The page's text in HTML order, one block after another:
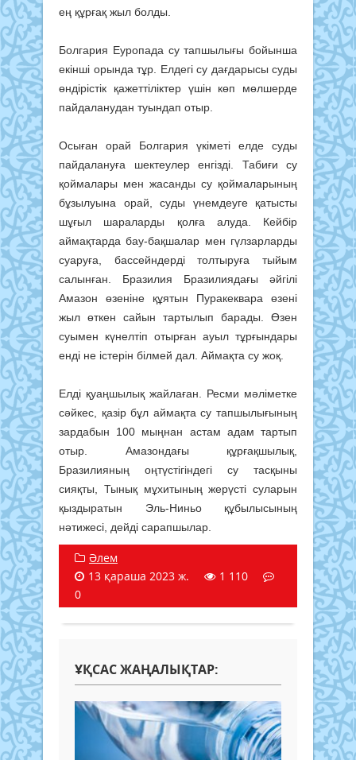
ең құрғақ жыл болды.
Болгария Еуропада су тапшылығы бойынша
екінші орында тұр. Елдегі су дағдарысы суды
өндірістік қажеттіліктер үшін көп мөлшерде
пайдаланудан туындап отыр.
Осыған орай Болгария үкіметі елде суды
пайдалануға шектеулер енгізді. Табиғи су
қоймалары мен жасанды су қоймаларының
бұзылуына орай, суды үнемдеуге қатысты
шұғыл шараларды қолға алуда. Кейбір
аймақтарда бау-бақшалар мен гүлзарларды
суаруға, бассейндерді толтыруға тыйым
салынған. Бразилия Бразилиядағы әйгілі
Амазон өзеніне құятын Пуракеквара өзені
жыл өткен сайын тартылып барады. Өзен
суымен күнелтіп отырған ауыл тұрғындары
енді не істерін білмей дал. Аймақта су жоқ.
Елді қуаңшылық жайлаған. Ресми мәліметке
сәйкес, қазір бұл аймақта су тапшылығының
зардабын 100 мыңнан астам адам тартып
отыр. Амазондағы құрғақшылық,
Бразилияның оңтүстігіндегі су тасқыны
сияқты, Тынық мұхитының жерүсті суларын
қыздыратын Эль-Ниньо құбылысының
нәтижесі, дейді сарапшылар.
Әлем
13 қараша 2023 ж.
1 110
0
ҰҚСАС ЖАҢАЛЫҚТАР: